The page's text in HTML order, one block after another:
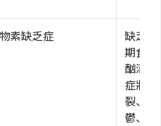
素缺乏症
缺乏
期食用
酗酒或
症狀包
裂、皮
鬱、癲